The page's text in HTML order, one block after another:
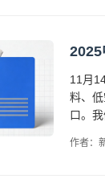
11月
料、
口。
作者：